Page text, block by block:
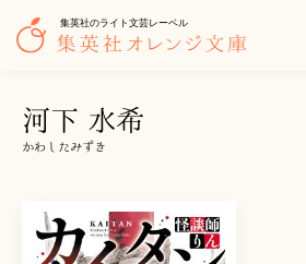
集英社のライト文芸レーベル
河下 水希
かわしたみずき